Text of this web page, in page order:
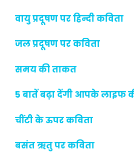
वायु प्रदूषण पर हिन्दी कविता
जल प्रदूषण पर कविता
समय की ताकत
5 बातें बढ़ा देंगी आपके लाइफ
चींटी के ऊपर कविता
बसंत ऋतु पर कविता